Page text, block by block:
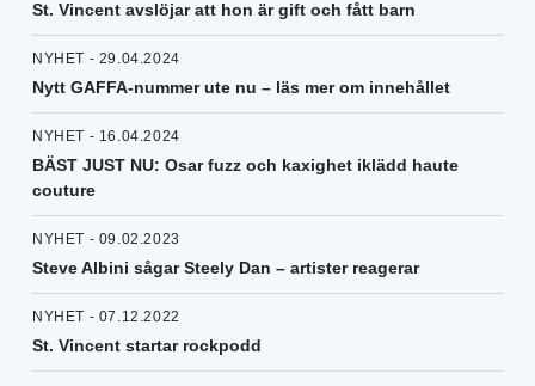
St. Vincent avslöjar att hon är gift och fått barn
NYHET - 29.04.2024
Nytt GAFFA-nummer ute nu – läs mer om innehållet
NYHET - 16.04.2024
BÄST JUST NU: Osar fuzz och kaxighet iklädd haute
couture
NYHET - 09.02.2023
Steve Albini sågar Steely Dan – artister reagerar
NYHET - 07.12.2022
St. Vincent startar rockpodd